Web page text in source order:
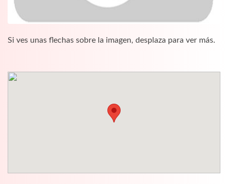
Si ves unas flechas sobre la imagen, desplaza para ver más.